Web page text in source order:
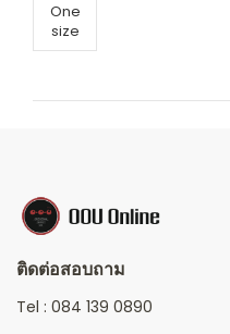
One
size
ติดต่อสอบถาม
Tel : 084 139 0890